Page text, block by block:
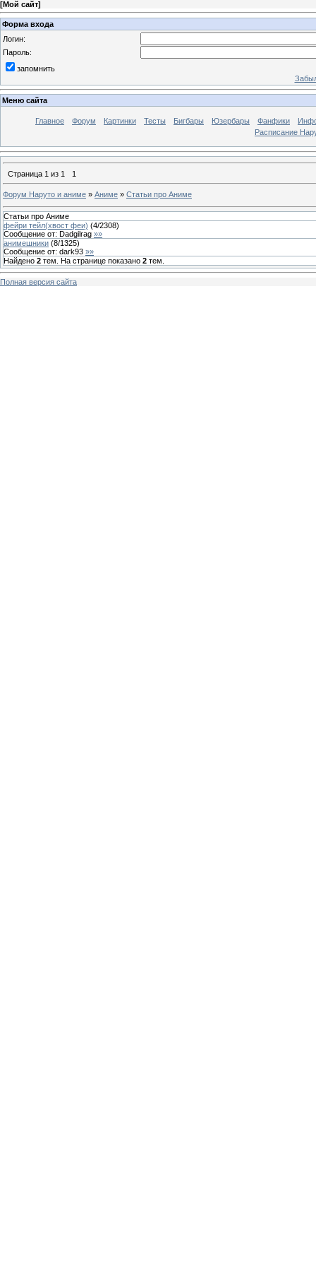
[Мой сайт]
Форма входа
Логин:
Пароль:
запомнить
Меню сайта
Главное Форум Картинки Тесты Бигбары Юзербары Фанфики
Расписание
Страница 1 из 1 1
Форум Наруто и аниме » Аниме » Статьи про Аниме
Статьи про Аниме
фейри тейл(хвост феи) (4/2308)
Сообщение от: Dadgilrag »»
анимешники (8/1325)
Сообщение от: dark93 »»
Найдено 2 тем. На странице показано 2 тем.
Полная версия сайта